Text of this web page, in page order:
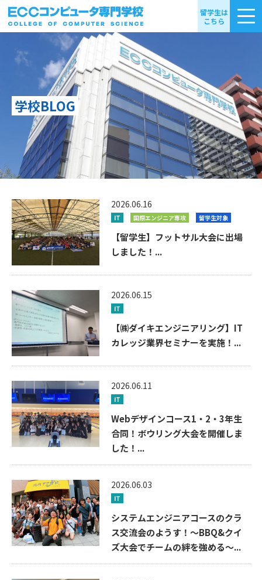
留学生は
こちら
学校BLOG
2026.06.16
IT 国際エンジニア専攻 留学生対象
【留学生】フットサル大会に出場
しました！...
2026.06.15
IT
【㈱ダイキエンジニアリング】IT
カレッジ業界セミナーを実施！...
2026.06.11
IT
Webデザインコース1・2・3年生
合同！ボウリング大会を開催しま
した！...
2026.06.03
IT
システムエンジニアコースのクラ
ス交流会のようす！～BBQ&クイ
ズ大会でチームの絆を強める～...